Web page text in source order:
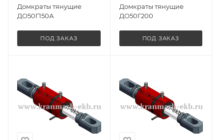
Домкраты тянущие
ДО50Г150А
ПОД ЗАКАЗ
Домкраты тянущие
ДО50Г200
ПОД ЗАКАЗ